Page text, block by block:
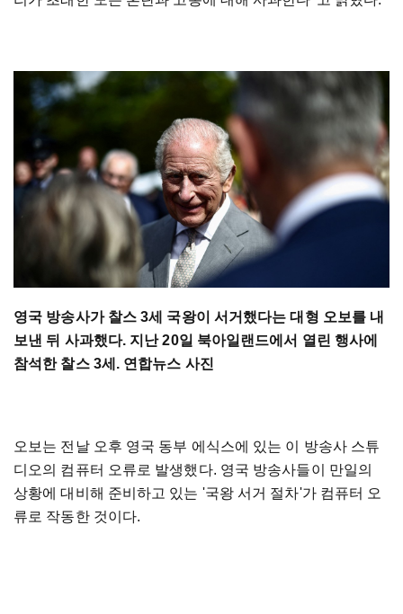
영국 방송사가 찰스 3세 국왕이 서거했다는 대형 오보를 내
보낸 뒤 사과했다. 지난 20일 북아일랜드에서 열린 행사에
참석한 찰스 3세. 연합뉴스 사진
오보는 전날 오후 영국 동부 에식스에 있는 이 방송사 스튜
디오의 컴퓨터 오류로 발생했다. 영국 방송사들이 만일의
상황에 대비해 준비하고 있는 '국왕 서거 절차'가 컴퓨터 오
류로 작동한 것이다.